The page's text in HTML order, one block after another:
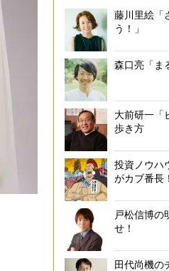
藤川里絵「
う！」
森口亮「ま
大前研一「
歩き方
投資ノウハ
がカブ番長
戸松信博の
せ！
田代尚機の